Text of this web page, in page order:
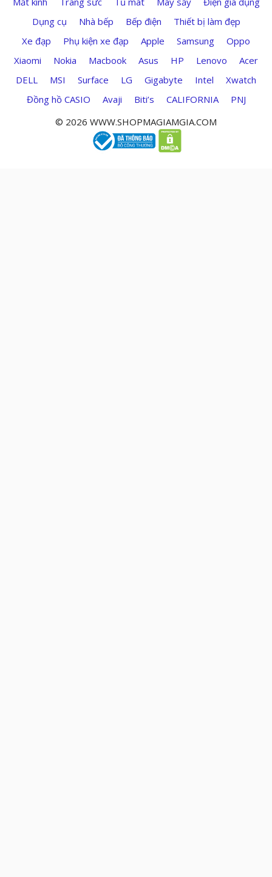
Dụng cụ
Nhà bếp Bếp điện
Thiết bị làm đẹp
Xe đạp
Phụ kiện xe đạp Apple Samsung
Oppo
Xiaomi
Nokia Macbook Asus HP Lenovo
Acer
DELL
MSI Surface LG Gigabyte Intel
Xwatch
Đồng hồ CASIO
Avaji Biti’s CALIFORNIA
PNJ
© 2026 WWW.SHOPMAGIAMGIA.COM